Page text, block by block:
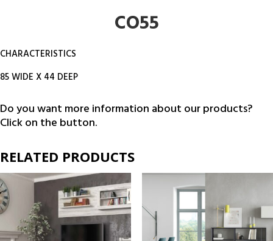
CO55
CHARACTERISTICS
85 WIDE X 44 DEEP
Do you want more information about our products?
Click on the button.
RELATED PRODUCTS